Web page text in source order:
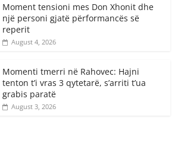
Moment tensioni mes Don Xhonit dhe
një personi gjatë përformancës së
reperit
August 4, 2026
Momenti tmerri në Rahovec: Hajni
tenton t’i vras 3 qytetarë, s’arriti t’ua
grabis paratë
August 3, 2026